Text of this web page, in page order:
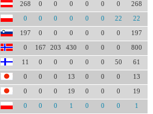
268 0 0 0 0 0 0 268
0 0 0 0 0 0 22 22
197 0 0 0 0 0 0 197
0 167 203 430 0 0 0 800
11 0 0 0 0 0 50 61
0 0 0 13 0 0 0 13
0 0 0 19 0 0 0 19
0 0 0 1 0 0 0 1